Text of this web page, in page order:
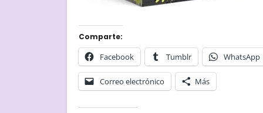
Comparte:
Facebook Tumblr WhatsApp
Correo electrónico Más